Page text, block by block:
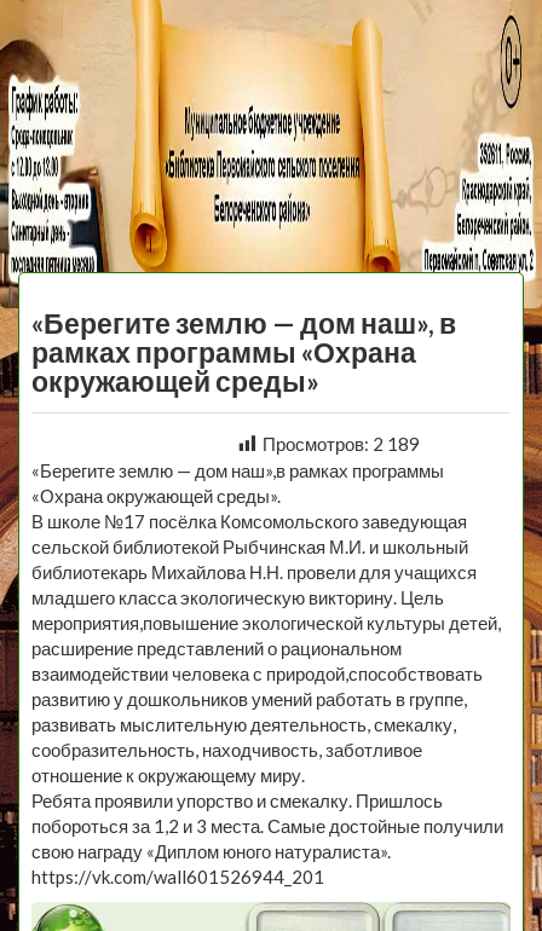
МБУ Библиотека
Первомайского
Сельского
Поселения
«Берегите землю — дом наш», в
рамках программы «Охрана
окружающей среды»
Просмотров: 2 189
«Берегите землю — дом наш»,в рамках программы
«Охрана окружающей среды».
В школе №17 посёлка Комсомольского заведующая
сельской библиотекой Рыбчинская М.И. и школьный
библиотекарь Михайлова Н.Н. провели для учащихся
младшего класса экологическую викторину. Цель
мероприятия,повышение экологической культуры детей,
расширение представлений о рациональном
взаимодействии человека с природой,способствовать
развитию у дошкольников умений работать в группе,
развивать мыслительную деятельность, смекалку,
сообразительность, находчивость, заботливое
отношение к окружающему миру.
Ребята проявили упорство и смекалку. Пришлось
побороться за 1,2 и 3 места. Самые достойные получили
свою награду «Диплом юного натуралиста».
https://vk.com/wall601526944_201